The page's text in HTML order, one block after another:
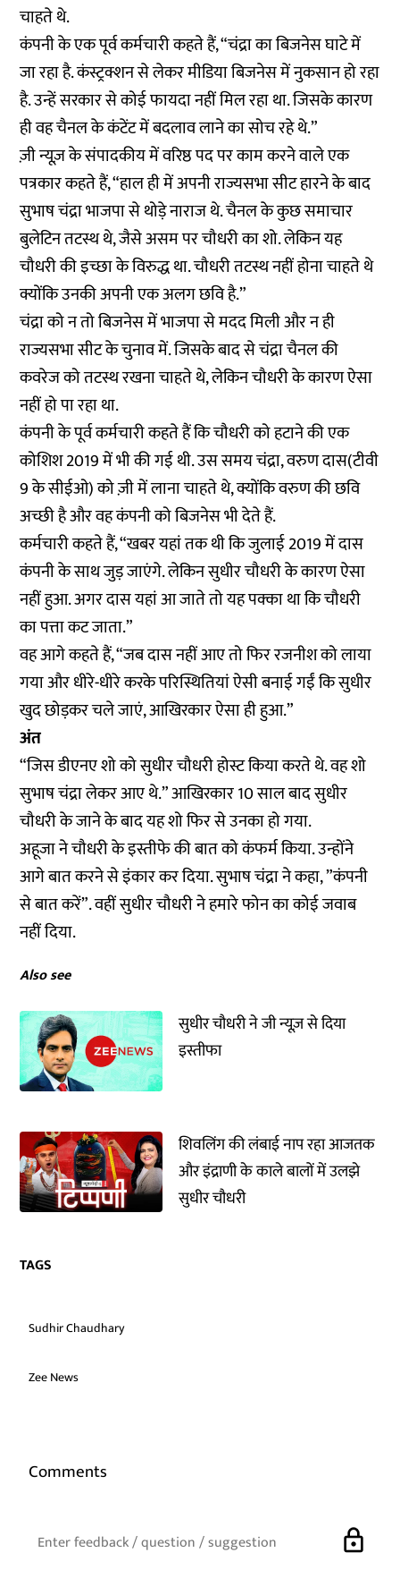
चाहते थे.
कंपनी के एक पूर्व कर्मचारी कहते हैं, “चंद्रा का बिजनेस घाटे में
जा रहा है. कंस्ट्रक्शन से लेकर मीडिया बिजनेस में नुकसान हो रहा
है. उन्हें सरकार से कोई फायदा नहीं मिल रहा था. जिसके कारण
ही वह चैनल के कंटेंट में बदलाव लाने का सोच रहे थे.”
ज़ी न्यूज़ के संपादकीय में वरिष्ठ पद पर काम करने वाले एक
पत्रकार कहते हैं, “हाल ही में अपनी राज्यसभा सीट हारने के बाद
सुभाष चंद्रा भाजपा से थोड़े नाराज थे. चैनल के कुछ समाचार
बुलेटिन तटस्थ थे, जैसे असम पर चौधरी का शो. लेकिन यह
चौधरी की इच्छा के विरुद्ध था. चौधरी तटस्थ नहीं होना चाहते थे
क्योंकि उनकी अपनी एक अलग छवि है.”
चंद्रा को न तो बिजनेस में भाजपा से मदद मिली और न ही
राज्यसभा सीट के चुनाव में. जिसके बाद से चंद्रा चैनल की
कवरेज को तटस्थ रखना चाहते थे, लेकिन चौधरी के कारण ऐसा
नहीं हो पा रहा था.
कंपनी के पूर्व कर्मचारी कहते हैं कि चौधरी को हटाने की एक
कोशिश 2019 में भी की गई थी. उस समय चंद्रा, वरुण दास(टीवी
9 के सीईओ) को ज़ी में लाना चाहते थे, क्योंकि वरुण की छवि
अच्छी है और वह कंपनी को बिजनेस भी देते हैं.
कर्मचारी कहते हैं, “खबर यहां तक थी कि जुलाई 2019 में दास
कंपनी के साथ जुड़ जाएंगे. लेकिन सुधीर चौधरी के कारण ऐसा
नहीं हुआ. अगर दास यहां आ जाते तो यह पक्का था कि चौधरी
का पत्ता कट जाता.”
वह आगे कहते हैं, “जब दास नहीं आए तो फिर रजनीश को लाया
गया और धीरे-धीरे करके परिस्थितियां ऐसी बनाई गईं कि सुधीर
खुद छोड़कर चले जाएं, आखिरकार ऐसा ही हुआ.”
अंत
“जिस डीएनए शो को सुधीर चौधरी होस्ट किया करते थे. वह शो
सुभाष चंद्रा लेकर आए थे.” आखिरकार 10 साल बाद सुधीर
चौधरी के जाने के बाद यह शो फिर से उनका हो गया.
अहूजा ने चौधरी के इस्तीफे की बात को कंफर्म किया. उन्होंने
आगे बात करने से इंकार कर दिया. सुभाष चंद्रा ने कहा, ”कंपनी
से बात करें”. वहीं सुधीर चौधरी ने हमारे फोन का कोई जवाब
नहीं दिया.
Also see
सुधीर चौधरी ने जी न्यूज़ से दिया
इस्तीफा
शिवलिंग की लंबाई नाप रहा आजतक
और इंद्राणी के काले बालों में उलझे
सुधीर चौधरी
TAGS
Sudhir Chaudhary
Zee News
Comments
lock